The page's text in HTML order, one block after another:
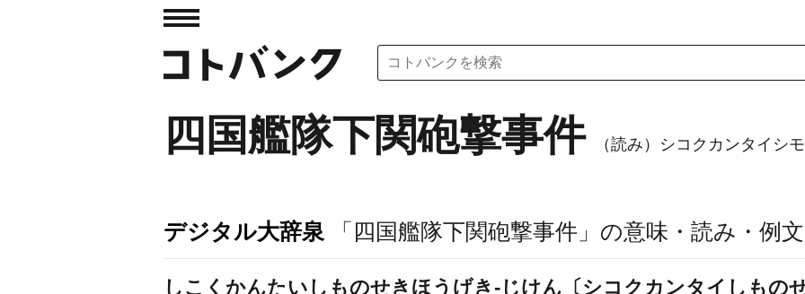
四国艦隊下関砲撃事件 （読み）シコクカンタイシ
デジタル大辞泉 「四国艦隊下関砲撃事件」の意味・読み・例
しこくかんたいしものせきほうげき‐じけん〔シコクカンタイしもの